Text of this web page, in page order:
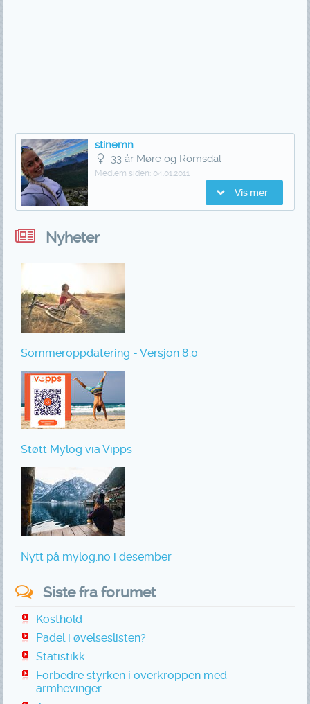
stinemn
33 år Møre og Romsdal
Medlem siden: 04.01.2011
Vis mer
Nyheter
Sommeroppdatering - Versjon 8.0
Støtt Mylog via Vipps
Nytt på mylog.no i desember
Siste fra forumet
Kosthold
Padel i øvelseslisten?
Statistikk
Forbedre styrken i overkroppen med
armhevinger